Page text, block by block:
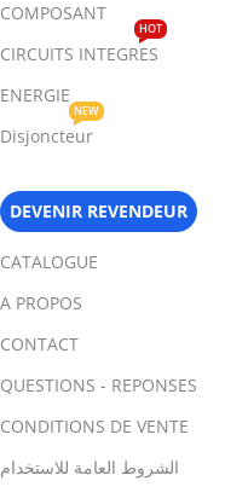
COMPOSANT
CIRCUITS INTEGRES
HOT
ENERGIE
Disjoncteur
NEW
DEVENIR REVENDEUR
CATALOGUE
A PROPOS
CONTACT
QUESTIONS - REPONSES
CONDITIONS DE VENTE
الشروط العامة للاستخدام